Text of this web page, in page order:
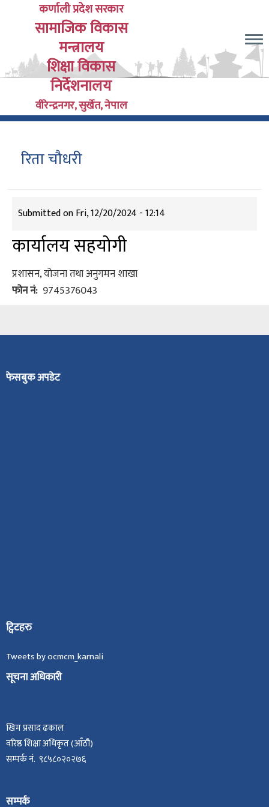
content
कर्णाली प्रदेश सरकार
सामाजिक विकास
मन्त्रालय
शिक्षा विकास
निर्देशनालय
वीरेन्द्रनगर, सुर्खेत, नेपाल
रिता चौधरी
Submitted onFri, 12/20/2024 - 12:14
कार्यालय सहयोगी
प्रशासन, योजना तथा अनुगमन शाखा
फोन नं 9745376043
फेसबुक अपडेट
ट्विटहरु
Tweets by ocmcm_karnali
सूचना अधिकारी
खिम प्रसाद ढकाल
वरिष्ठ शिक्षा अधिकृत (आँठौ)
सम्पर्क नं. ९८५८०२०२७६
सम्पर्क